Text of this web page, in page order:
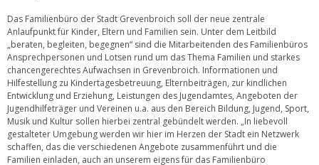
Das Familienbüro der Stadt Grevenbroich soll der neue zentrale
Anlaufpunkt für Kinder, Eltern und Familien sein. Unter dem Leitbild
„beraten, begleiten, begegnen“ sind die Mitarbeitenden des Familienbüros
Ansprechpersonen und Lotsen rund um das Thema Familien und starkes
chancengerechtes Aufwachsen in Grevenbroich. Informationen und
Hilfestellung zu Kindertagesbetreuung, Elternbeiträgen, zur kindlichen
Entwicklung und Erziehung, Leistungen des Jugendamtes, Angeboten der
Jugendhilfeträger und Vereinen u.a. aus den Bereich Bildung, Jugend, Sport,
Musik und Kultur sollen hierbei zentral gebündelt werden. „In liebevoll
gestalteter Umgebung werden wir hier im Herzen der Stadt ein Netzwerk
schaffen, das die verschiedenen Angebote zusammenführt und die
Familien einladen, auch an unserem eigens für das Familienbüro